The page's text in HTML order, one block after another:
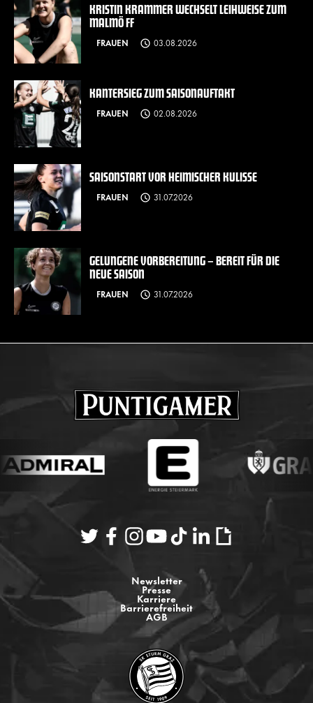
KRISTIN KRAMMER WECHSELT LEIHWEISE ZUM
MALMÖ FF
FRAUEN 03.08.2026
KANTERSIEG ZUM SAISONAUFTAKT
FRAUEN 02.08.2026
SAISONSTART VOR HEIMISCHER KULISSE
FRAUEN 31.07.2026
GELUNGENE VORBEREITUNG – BEREIT FÜR DIE
NEUE SAISON
FRAUEN 31.07.2026
Newsletter
Presse
Karriere
Barrierefreiheit
AGB